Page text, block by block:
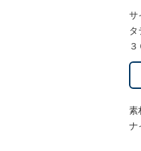
サ
３
素
ナ